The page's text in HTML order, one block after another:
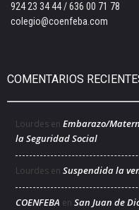
924 23 34 44 / 636 00 71 78
colegio@coenfeba.com
COMENTARIOS
Lourdes en Embarazo/
la Seguridad Social
Lourdes en Suspendida la
COENFEBA en San Juan de